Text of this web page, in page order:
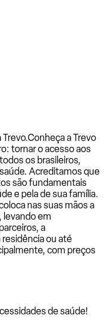
Conheça a Trevo
tornar o acesso aos
os brasileiros,
Acreditamos que
são fundamentais
e pela de sua família.
nas suas mãos a
levando em
a
ou até
com preços
de saúde!